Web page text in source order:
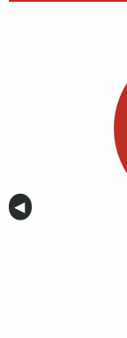
Anterior
◀︎